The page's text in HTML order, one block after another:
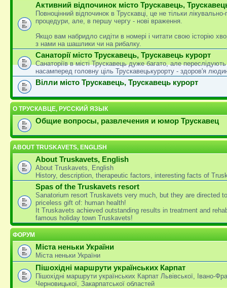
Активний відпочинок місто Трускавець,
Повноцінний відпочинок в Трускавці, це не тільки лікувально-
процедури, але, в першу чергу - нові враження.
Якщо вам набридло сидіти в номері і читати свою історію
з нами на шашлики чи на рибалку.
Санаторії місто Трускавець, Трускавець курорт
Санаторіїв в місті Трускавець дуже багато, але
насамперед головну ціль Трускавецькурорту - здоров'я
Вілли місто Трускавець, Трускавець курорт
О ТРУСКАВЦЕ, РУССКИЙ ЯЗЫК
Общие вопросы, развлечения и юмор Трускавец
ABOUT TRUSKAVETS, ENGLISH
About Truskavets, English
About Truskavets, English
History, description, therapeutic factors, interesting facts of
Spas of the Truskavets resort
Sanatorium resort Truskavets very much, but they are directed
priceless gift of: human health!
It Truskavets achieved outstanding results in treatment and
famous holiday town Truskavets!
ФОРУМ
Міста неньки України
Міста неньки України
Пішохідні маршрути українських Карпат
Пішохідні маршрути українських Карпат Львівської, Івано-
Черновицької, Закарпатської областей